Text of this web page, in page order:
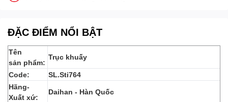
ĐẶC ĐIỂM NỔI BẬT
Tên
sản phẩm:
Trục khuấy
Code:
SL.Sti764
Hãng-
Xuất xứ:
Daihan - Hàn Quốc